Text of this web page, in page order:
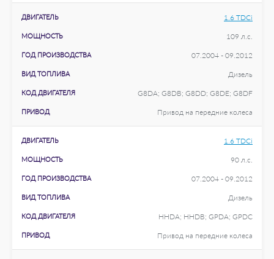
ДВИГАТЕЛЬ 1.6 TDCi
МОЩНОСТЬ 109 л.с.
ГОД ПРОИЗВОДСТВА 07.2004 - 09.2012
ВИД ТОПЛИВА Дизель
КОД ДВИГАТЕЛЯ G8DA; G8DB; G8DD; G8DE; G8DF
ПРИВОД Привод на передние колеса
ДВИГАТЕЛЬ 1.6 TDCi
МОЩНОСТЬ 90 л.с.
ГОД ПРОИЗВОДСТВА 07.2004 - 09.2012
ВИД ТОПЛИВА Дизель
КОД ДВИГАТЕЛЯ HHDA; HHDB; GPDA; GPDC
ПРИВОД Привод на передние колеса